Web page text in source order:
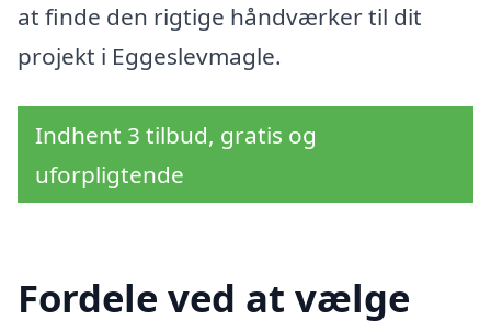
at finde den rigtige håndværker til dit
projekt i Eggeslevmagle.
Indhent 3 tilbud, gratis og
uforpligtende
Fordele ved at vælge